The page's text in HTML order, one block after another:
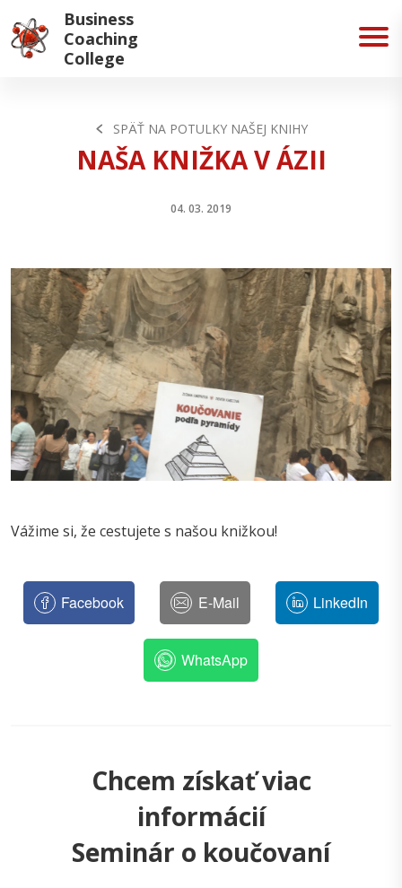
Business
Coaching
College
SPÄŤ NA POTULKY NAŠEJ KNIHY
NAŠA KNIŽKA V ÁZII
04. 03. 2019
Vážime si, že cestujete s našou knižkou!
Facebook E-Mail LinkedIn
WhatsApp
Chcem získať viac
informácií
Seminár o koučovaní